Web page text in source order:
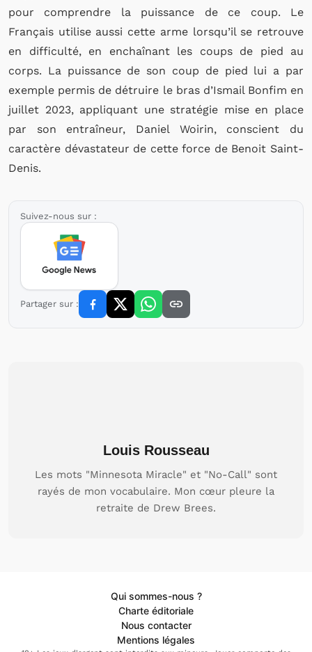
pour comprendre la puissance de ce coup. Le
Français utilise aussi cette arme lorsqu’il se retrouve
en difficulté, en enchaînant les coups de pied au
corps. La puissance de son coup de pied lui a par
exemple permis de détruire le bras d’Ismail Bonfim en
juillet 2023, appliquant une stratégie mise en place
par son entraîneur, Daniel Woirin, conscient du
caractère dévastateur de cette force de Benoit Saint-
Denis.
Suivez-nous sur :
Partager sur :
Louis Rousseau
Les mots "Minnesota Miracle" et "No-Call" sont
rayés de mon vocabulaire. Mon cœur pleure la
retraite de Drew Brees.
Qui sommes-nous ?
Charte éditoriale
Nous contacter
Mentions légales